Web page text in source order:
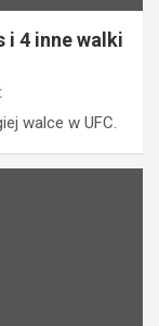
i 4 inne walki
walce w UFC.